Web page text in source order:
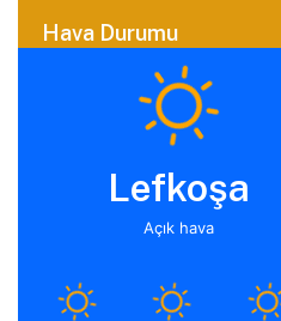
Hava Durumu
Lefkoşa
Açık hava